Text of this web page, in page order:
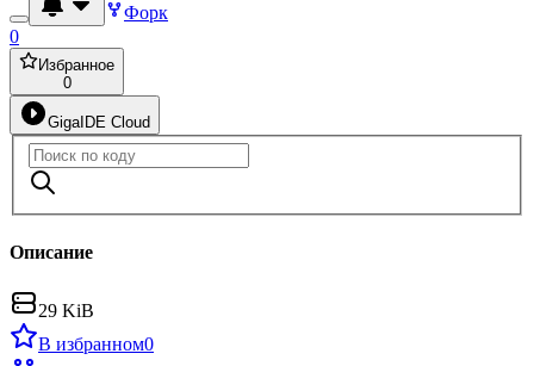
Форк
0
Избранное
0
GigaIDE Cloud
Описание
29 KiB
В избранном0